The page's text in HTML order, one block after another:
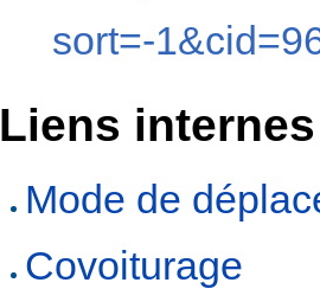
sort=-
Liens internes
Mode de
Covoiturage